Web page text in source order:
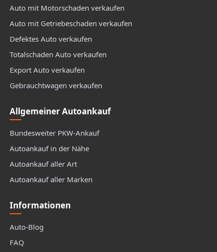
Auto mit Motorschaden verkaufen
Auto mit Getriebeschaden verkaufen
Defektes Auto verkaufen
Totalschaden Auto verkaufen
Export Auto verkaufen
Gebrauchtwagen verkaufen
Allgemeiner Autoankauf
Bundesweiter PKW-Ankauf
Autoankauf in der Nähe
Autoankauf aller Art
Autoankauf aller Marken
Informationen
Auto-Blog
FAQ